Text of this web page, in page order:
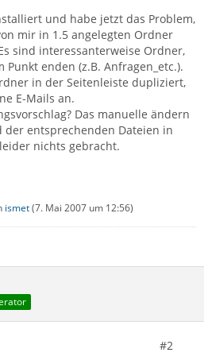
und habe jetzt das Problem,
mir in 1.5 angelegten Ordner
sind interessanterweise Ordner,
enden (z.B. Anfragen_etc.).
in der Seitenleiste dupliziert,
E-Mails an.
Das manuelle ändern
entsprechenden Dateien in
nichts gebracht.
ismet(7. Mai 2007 um 12:56)
#2